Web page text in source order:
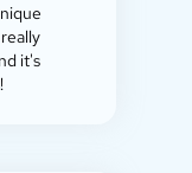
it's